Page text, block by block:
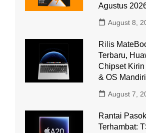
Agustus
August 8,
Rilis
Terbaru,
Chipset
& OS
August 7,
Rantai
Terhambat: